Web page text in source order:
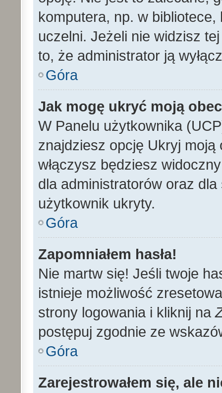
komputera, np. w
uczelni. Jeżeli nie widzisz
to, że administrator ją
Góra
Jak mogę ukryć moją
W Panelu użytkownika
znajdziesz opcję Ukryj
włączysz będziesz
dla administratorów oraz
użytkownik ukryty.
Góra
Zapomniałem hasła!
Nie martw się! Jeśli twoje
istnieje możliwość
strony logowania i kliknij na
postępuj zgodnie ze
Góra
Zarejestrowałem się, ale